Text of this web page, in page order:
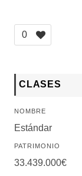
0
CLASES
NOMBRE
Estándar
PATRIMONIO
33.439.000€